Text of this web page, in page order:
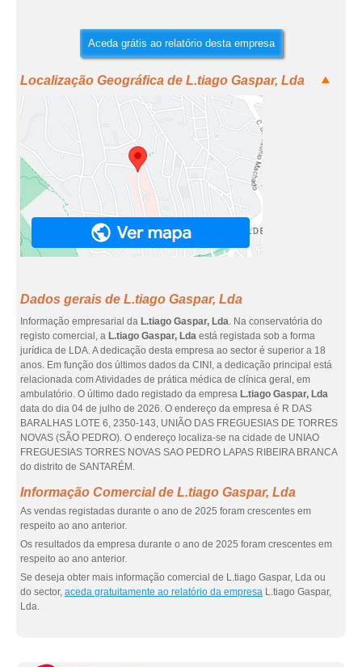
Aceda grátis ao relatório desta empresa
Localização Geográfica de L.tiago Gaspar, Lda
Dados gerais de L.tiago Gaspar, Lda
Informação empresarial da L.tiago Gaspar, Lda. Na conservatória do
registo comercial, a L.tiago Gaspar, Lda está registada sob a forma
jurídica de LDA. A dedicação desta empresa ao sector é superior a 18
anos. Em função dos últimos dados da CINI, a dedicação principal está
relacionada com Atividades de prática médica de clínica geral, em
ambulatório. O último dado registado da empresa L.tiago Gaspar, Lda
data do dia 04 de julho de 2026. O endereço da empresa é R DAS
BARALHAS LOTE 6, 2350-143, UNIÃO DAS FREGUESIAS DE TORRES
NOVAS (SÃO PEDRO). O endereço localiza-se na cidade de UNIAO
FREGUESIAS TORRES NOVAS SAO PEDRO LAPAS RIBEIRA BRANCA
do distrito de SANTARÉM.
Informação Comercial de L.tiago Gaspar, Lda
As vendas registadas durante o ano de 2025 foram crescentes em
respeito ao ano anterior.
Os resultados da empresa durante o ano de 2025 foram crescentes em
respeito ao ano anterior.
Se deseja obter mais informação comercial de L.tiago Gaspar, Lda ou
do sector, aceda gratuitamente ao relatório da empresa L.tiago Gaspar,
Lda.